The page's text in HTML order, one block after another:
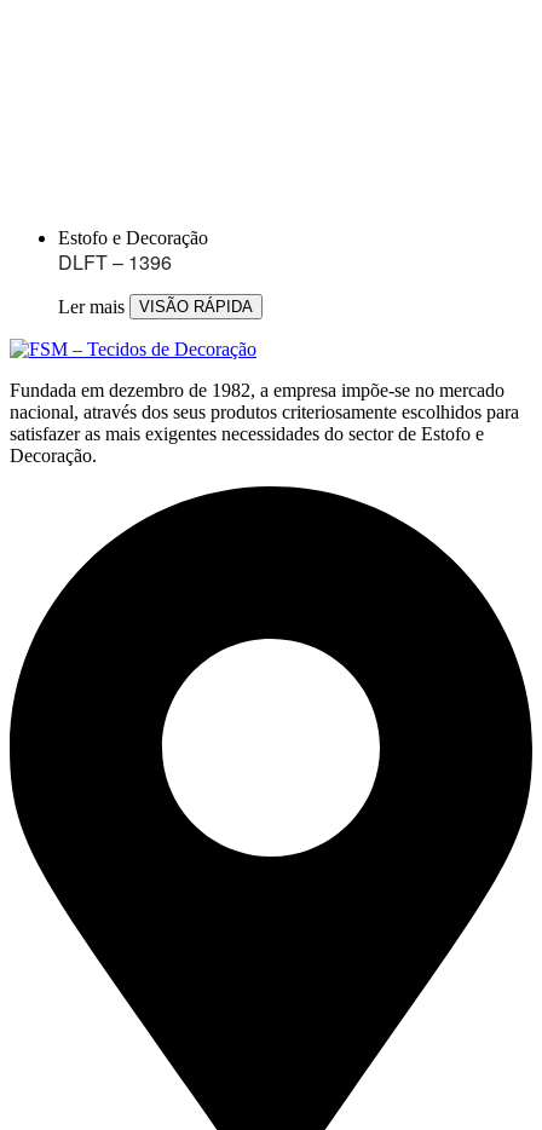
Estofo e Decoração
DLFT – 1396
Ler mais VISÃO RÁPIDA
Fundada em dezembro de 1982, a empresa impõe-se no mercado
nacional, através dos seus produtos criteriosamente escolhidos para
satisfazer as mais exigentes necessidades do sector de Estofo e
Decoração.